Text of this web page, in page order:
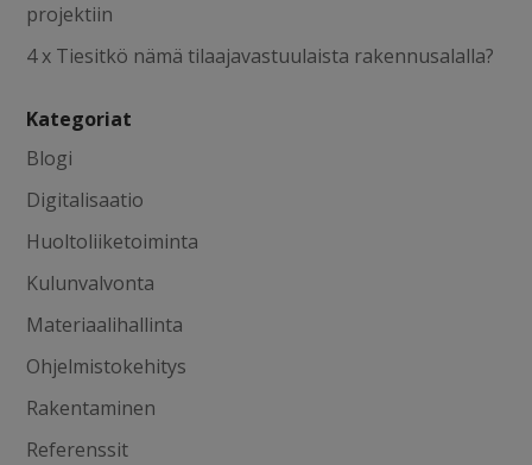
projektiin
4 x Tiesitkö nämä tilaajavastuulaista rakennusalalla?
Kategoriat
Blogi
Digitalisaatio
Huoltoliiketoiminta
Kulunvalvonta
Materiaalihallinta
Ohjelmistokehitys
Rakentaminen
Referenssit